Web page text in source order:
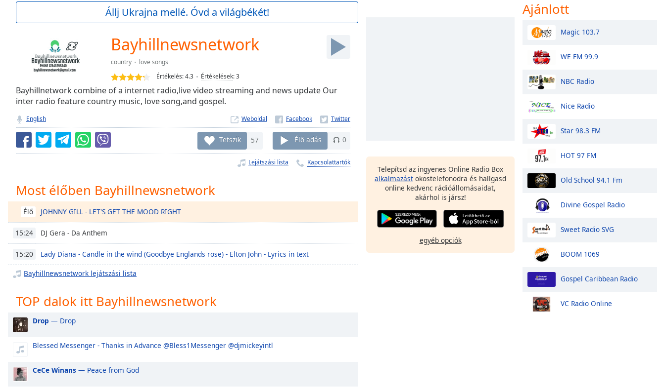
Current
TypeLIVE
Seek to
currently
behind
LIVE
Remaining
Time-
Playback
Rate
Chapters
Chapters
descriptions
selected
Subtitles
subtitles
settings,
subtitles
settings
Állj Ukrajna mellé. Óvd a világbékét!
Bayhillnewsnetwork
country
love songs
Értékelés:4.3 Értékelések:3
Bayhillnetwork combine of a internet radio,live video streaming and news update Our
inter radio feature country music, love song,and gospel.
English Weboldal
Tetszik 57 Élő adás 0
Lejátszási lista Kapcsolattartók
Most élőben Bayhillnewsnetwork
Élő JOHNNY GILL - LET'S GET THE MOOD RIGHT
15:24 DJ Gera - Da Anthem
15:20 Lady Diana - Candle in the wind (Goodbye Englands rose) - Elton John - Lyrics in text
Bayhillnewsnetwork lejátszási lista
TOP dalok itt Bayhillnewsnetwork
Drop — Drop
Blessed Messenger - Thanks in Advance @Bless1Messenger @djmickeyintl
CeCe Winans — Peace from God
Telepítsd az ingyenes Online Radio Box
alkalmazást okostelefonodra és hallgasd
online kedvenc rádióállomásaidat,
akárhol is jársz!
egyéb opciók
Ajánlott
Magic 103.7
WE FM 99.9
NBC Radio
Nice Radio
Star 98.3 FM
HOT 97 FM
Old School 94.1 Fm
Divine Gospel Radio
Sweet Radio SVG
BOOM 1069
Gospel Caribbean Radio
VC Radio Online